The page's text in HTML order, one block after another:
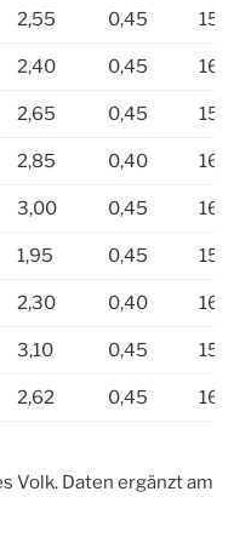
2,55 0,45 15,4
2,40 0,45 16,0
2,65 0,45 15,5
2,85 0,40 16,5
3,00 0,45 16,5
1,95 0,45 15,5
2,30 0,40 16,5
3,10 0,45 15,8
2,62 0,45 16,2
Volk. Daten ergänzt am